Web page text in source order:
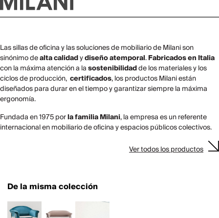
Las sillas de oficina y las soluciones de mobiliario de Milani son
sinónimo dealta calidadydiseño atemporal.Fabricados en Italia
con la máxima atención a lasostenibilidadde los materiales y los
ciclos de producción, certificados, los productos Milani están
diseñados para durar en el tiempo y garantizar siempre la máxima
ergonomía.
Fundada en 1975 porla familia Milani, la empresa es un referente
internacional en mobiliario de oficina y espacios públicos colectivos.
Ver todos los productos
De la misma colección